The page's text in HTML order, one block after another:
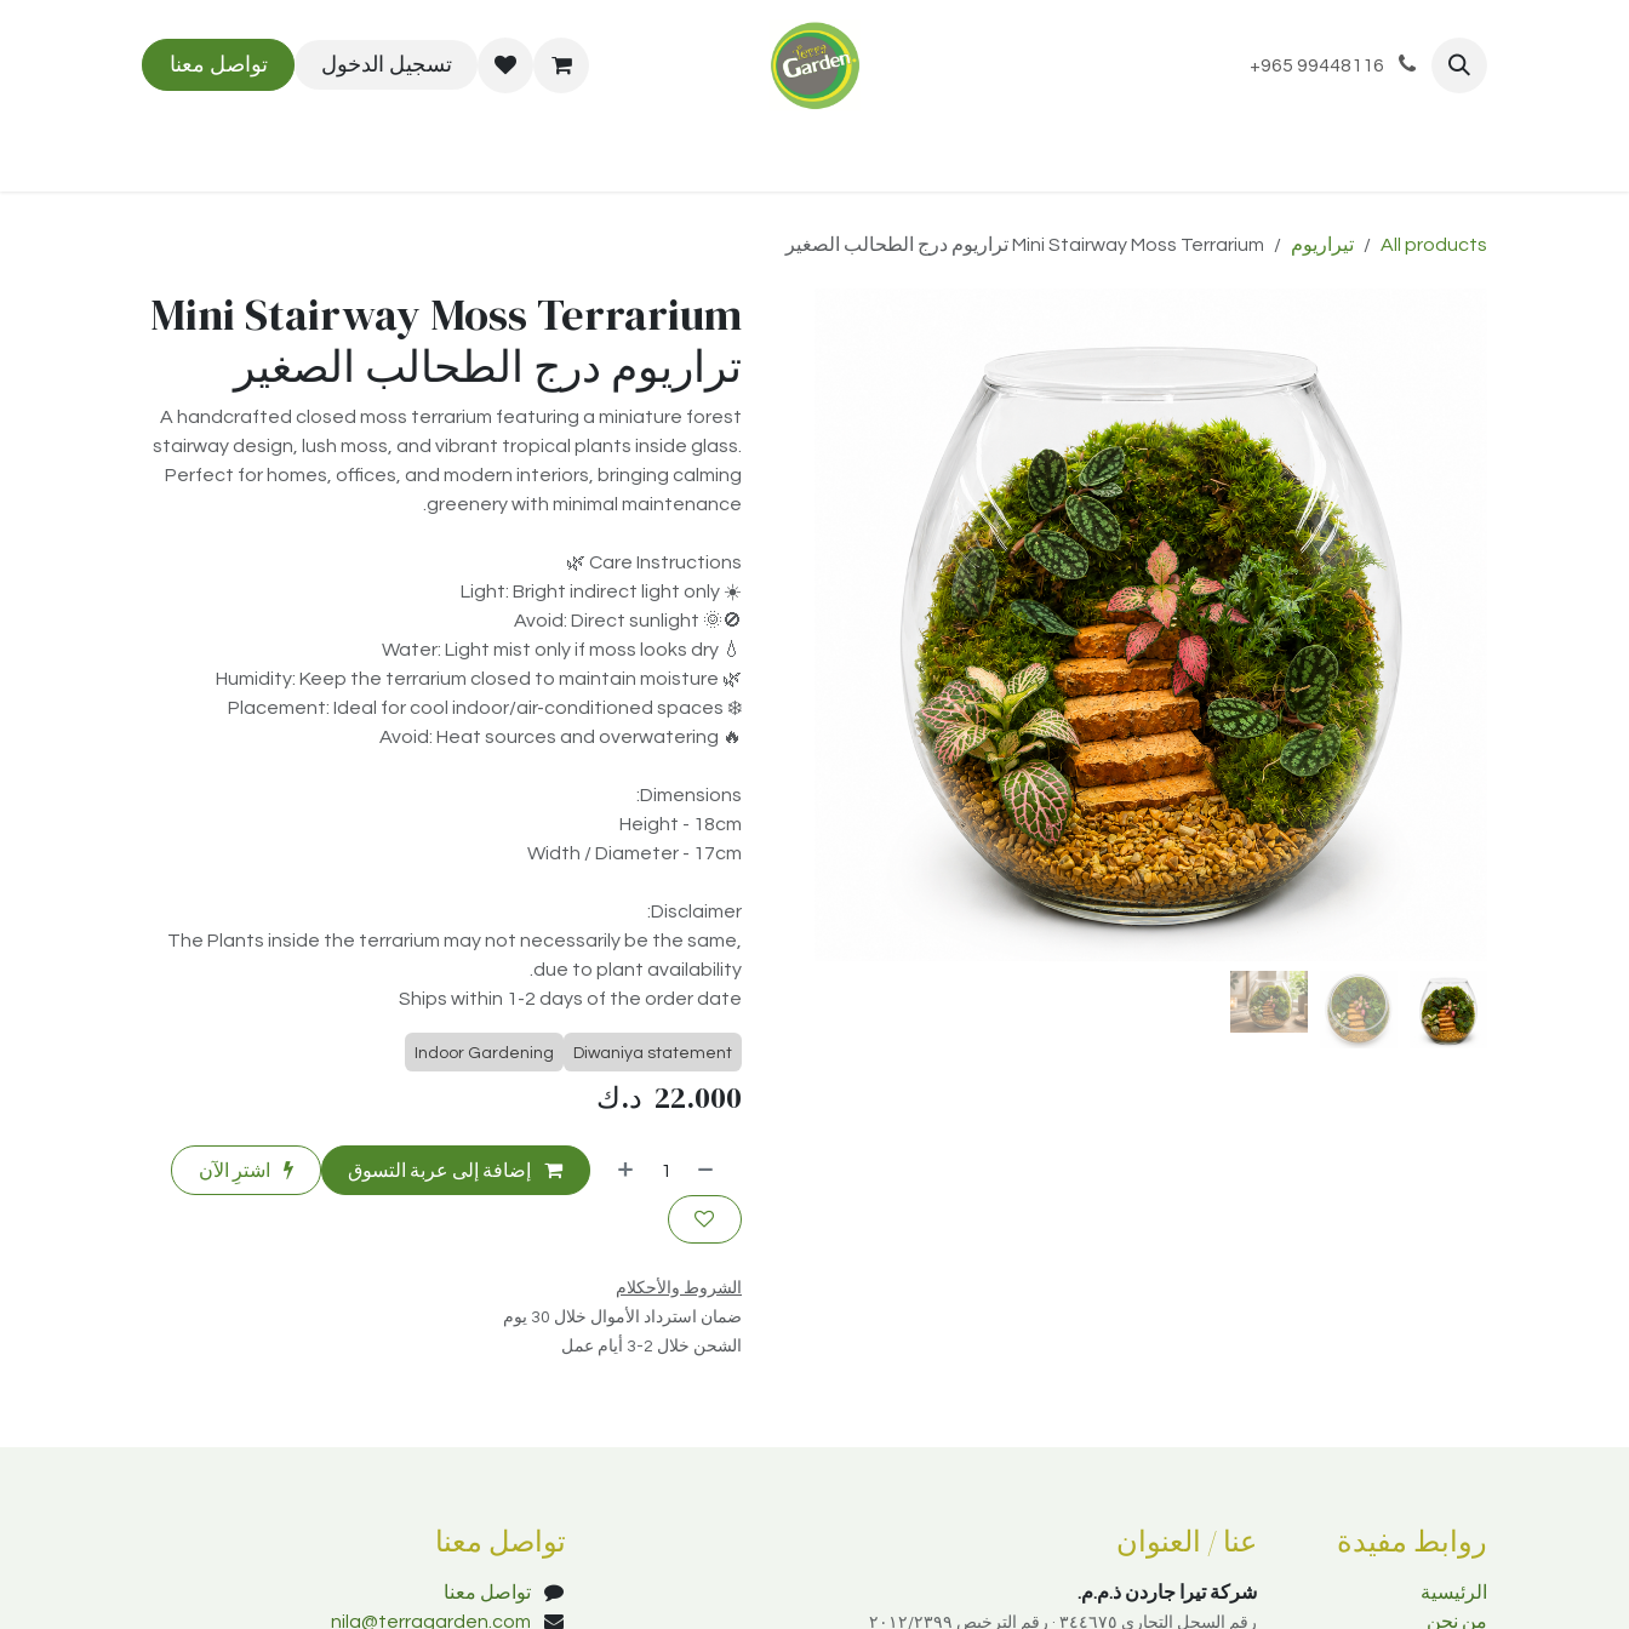
+965 99448116 تسجيل الدخول تواصل معنا
All products تيراريوم Mini Stairway Moss Terrarium تراريوم درج الطحالب الصغير
Mini Stairway Moss Terrarium
تراريوم درج الطحالب الصغير
A handcrafted closed moss terrarium featuring a miniature forest
stairway design, lush moss, and vibrant tropical plants inside glass.
Perfect for homes, offices, and modern interiors, bringing calming
greenery with minimal maintenance.
Care Instructions 🌿
☀️ Light: Bright indirect light only
🚫🌞 Avoid: Direct sunlight
💧 Water: Light mist only if moss looks dry
🌿 Humidity: Keep the terrarium closed to maintain moisture
❄️ Placement: Ideal for cool indoor/air-conditioned spaces
🔥 Avoid: Heat sources and overwatering
Dimensions:
Height - 18cm
Width / Diameter - 17cm
Disclaimer:
The Plants inside the terrarium may not necessarily be the same,
due to plant availability.
Ships within 1-2 days of the order date
Diwaniya statement
Indoor Gardening
22.000 د.ك
إضافة إلى عربة التسوق اشترِ الآن
الشروط والأحكلام
ضمان استرداد الأموال خلال 30 يوم
الشحن خلال 2-3 أيام عمل
روابط مفيدة
الرئيسية
من نحن
عنا / العنوان
شركة تيرا جاردن ذ.م.م.
رقم السجل التجاري ٣٤٤٦٧٥ · رقم الترخيص ٢٠١٢/٢٣٩٩
تواصل معنا
تواصل معنا
nila@terragarden.com